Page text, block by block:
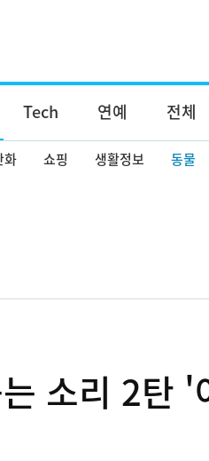
화 쇼핑 생활정보 동물
Tech 연예 전체
소리 2탄